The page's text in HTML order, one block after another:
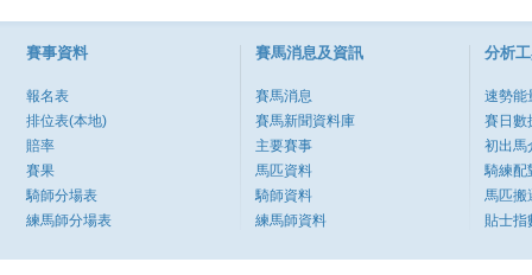
賽事資料
報名表
排位表(本地)
賠率
賽果
騎師分場表
練馬師分場表
賽馬消息及資訊
賽馬消息
賽馬新聞資料庫
主要賽事
馬匹資料
騎師資料
練馬師資料
分析
速勢能
賽日數
初出馬
騎練配
馬匹搬
貼士指